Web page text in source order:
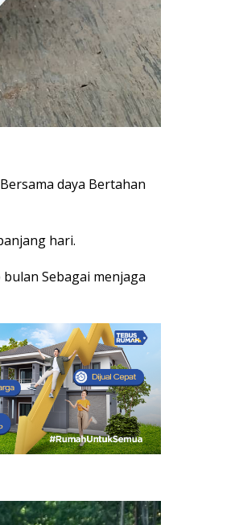
daya Bertahan
hari.
Sebagai menjaga